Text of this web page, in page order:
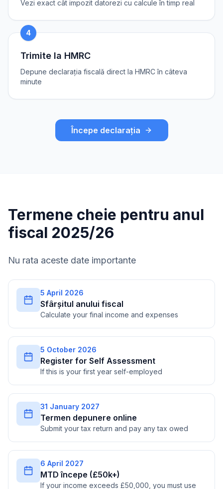
Vezi exact cât impozit datorezi cu calcule în timp real
4
Trimite la HMRC
Depune declarația fiscală direct la HMRC în câteva
minute
Începe declarația
Termene cheie pentru anul
fiscal 2025/26
Nu rata aceste date importante
5 April 2026
Sfârșitul anului fiscal
Calculate your final income and expenses
5 October 2026
Register for Self Assessment
If this is your first year self-employed
31 January 2027
Termen depunere online
Submit your tax return and pay any tax owed
6 April 2027
MTD începe (£50k+)
If your income exceeds £50,000, you must use